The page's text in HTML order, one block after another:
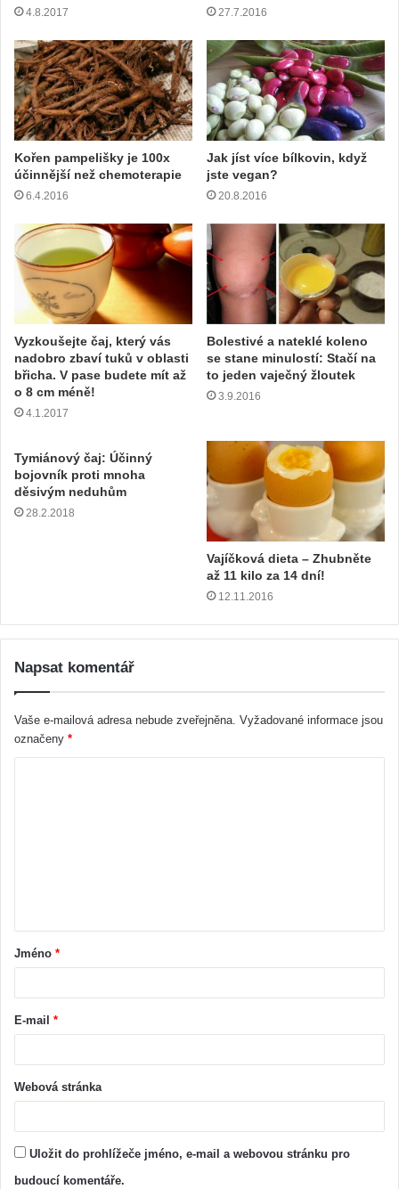
4.8.2017 27.7.2016
Kořen pampelišky je 100x
účinnější než chemoterapie
6.4.2016
Jak jíst více bílkovin, když
jste vegan?
20.8.2016
Vyzkoušejte čaj, který vás
nadobro zbaví tuků v oblasti
břicha. V pase budete mít až
o 8 cm méně!
4.1.2017
Bolestivé a nateklé koleno
se stane minulostí: Stačí na
to jeden vaječný žloutek
3.9.2016
Tymiánový čaj: Účinný
bojovník proti mnoha
děsivým neduhům
28.2.2018
Vajíčková dieta – Zhubněte
až 11 kilo za 14 dní!
12.11.2016
Napsat komentář
Vaše e-mailová adresa nebude zveřejněna. Vyžadované informace jsou
označeny *
Jméno *
E-mail *
Webová stránka
Uložit do prohlížeče jméno, e-mail a webovou stránku pro
budoucí komentáře.